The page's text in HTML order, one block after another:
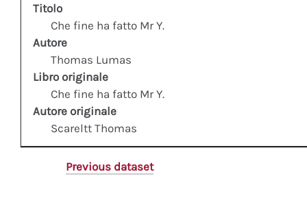
Titolo
Che fine ha fatto Mr Y.
Autore
Thomas Lumas
Libro originale
Che fine ha fatto Mr Y.
Autore originale
Scareltt Thomas
Previous dataset